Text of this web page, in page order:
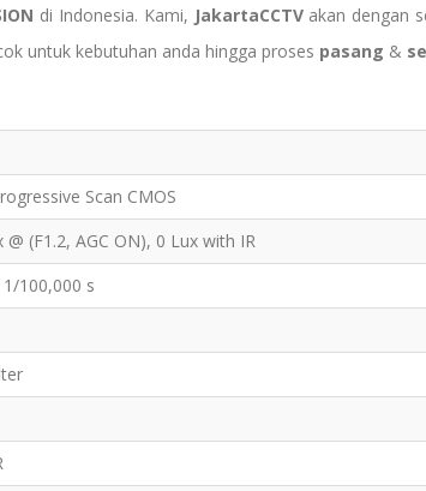
di Indonesia. Kami, JakartaCCTVakan dengan
untuk kebutuhan anda hingga proses pasang &
Scan CMOS
@ (F1.2, AGC ON), 0 Lux with IR
100,000 s